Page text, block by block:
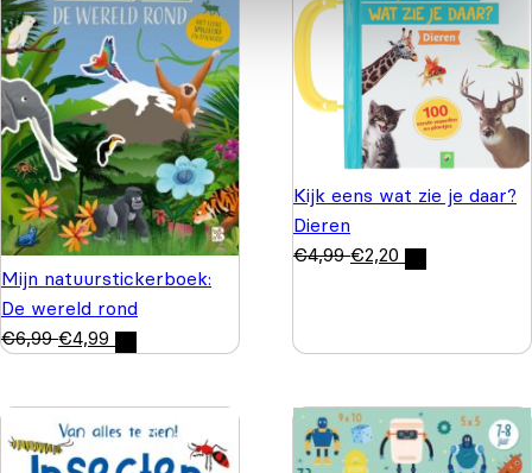
Mijn natuurstickerboek:
De wereld rond
€6,99 €4,99
Kijk eens wat zie je daar?
Dieren
€4,99 €2,20